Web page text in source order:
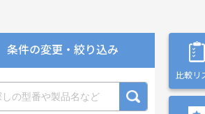
比較リ
条件の変更・絞り込み